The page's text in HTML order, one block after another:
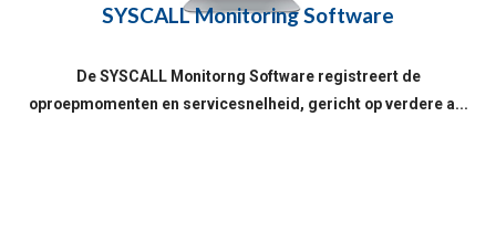
SYSCALL Monitoring Software
De SYSCALL Monitorng Software registreert de
oproepmomenten en servicesnelheid, gericht op verdere a...